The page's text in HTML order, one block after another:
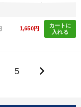
1,650円
カートに
入れる
5 keyboard_arrow_right